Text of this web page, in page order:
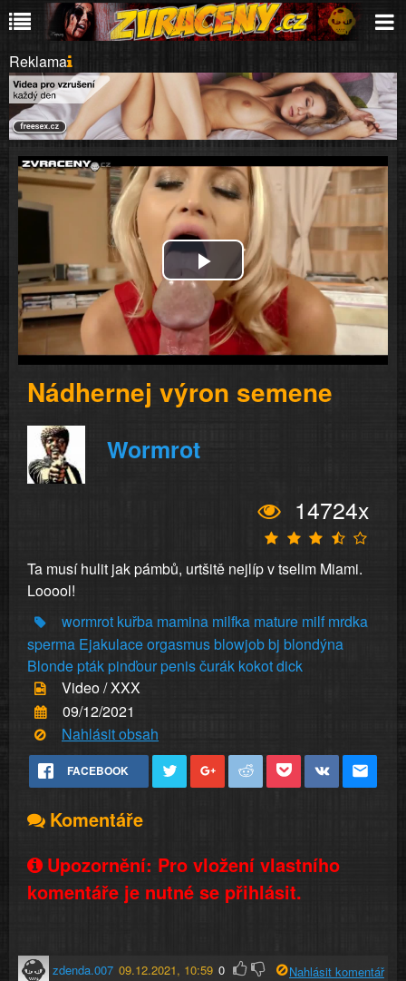
Reklama
Play
Video
Nádhernej výron semene
Wormrot
14724x
Ta musí hulit jak pámbů, urtšitě nejlíp v tselim Miami.
Looool!
wormrot kuřba mamina milfka mature milf mrdka
sperma Ejakulaceorgasmusblowjobbj blondýna
Blondeptákpinďourpenisčurák kokotdick
Video / XXX
09/12/2021
Nahlásit obsah
FACEBOOK
Komentáře
Upozornění: Pro vložení vlastního
komentáře je nutné se přihlásit.
zdenda.007 09.12.2021, 10:59 0 Nahlásit komentář